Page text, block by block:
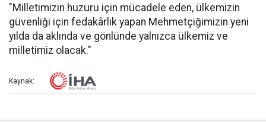
"Milletimizin huzuru için mücadele eden, ülkemizin
güvenliği için fedakârlık yapan Mehmetçiğimizin yeni
yılda da aklında ve gönlünde yalnızca ülkemiz ve
milletimiz olacak."
Kaynak: